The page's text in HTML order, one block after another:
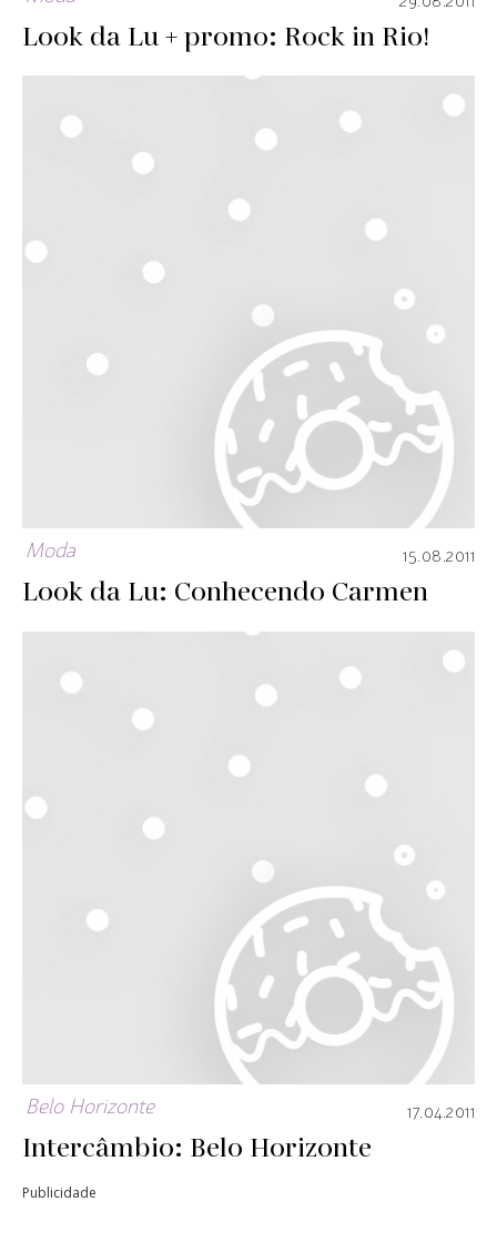
Look da Lu + promo: Rock in Rio!
Moda 15.08.2011
Look da Lu: Conhecendo Carmen
Belo Horizonte 17.04.2011
Intercâmbio: Belo Horizonte
Publicidade